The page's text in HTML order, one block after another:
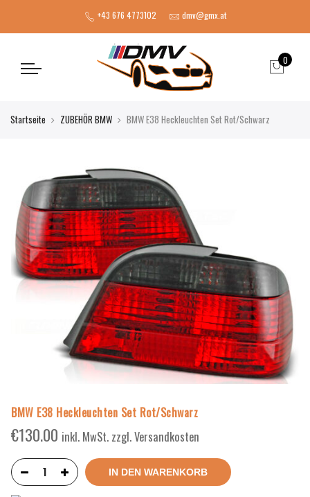
+43 676 4773102 dmv@gmx.at
0
Startseite ZUBEHÖR BMW BMW E38 Heckleuchten Set Rot/Schwarz
BMW E38 Heckleuchten Set Rot/Schwarz
€130.00 inkl. MwSt. zzgl. Versandkosten
IN DEN WARENKORB